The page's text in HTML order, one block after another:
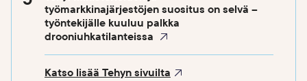
työmarkkinajärjestöjen suositus on selvä –
työntekijälle kuuluu palkka
drooniuhkatilanteissa
Katso lisää Tehyn sivuilta